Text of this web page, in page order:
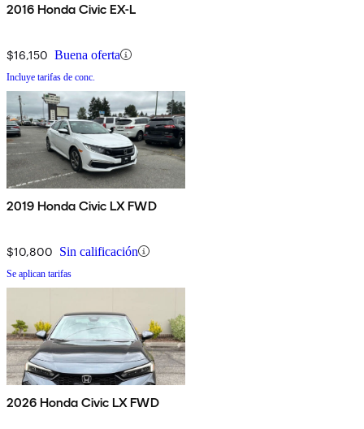
2016 Honda Civic EX-L
$16,150 Buena oferta
Incluye tarifas de conc.
2019 Honda Civic LX FWD
$10,800 Sin calificación
Se aplican tarifas
2026 Honda Civic LX FWD